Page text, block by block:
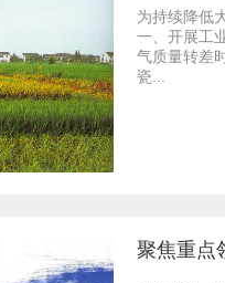
为持续降低
一、开展工
气质量转差
瓷...
聚焦重点